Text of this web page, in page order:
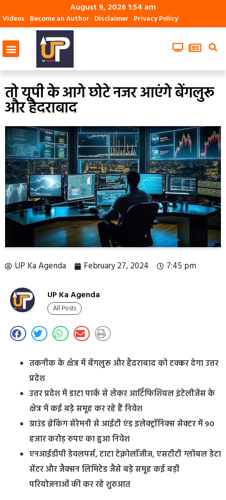
August 9, 2026 1:54 am
Videos Become an Author Disclaimer Privacy Policy
तो यूपी के आगे छोटे नजर आएंगे बेंगलुरू
और हैदराबाद
UP Ka Agenda February 27, 2024 7:45 pm
UP Ka Agenda
All Posts
तकनीक के क्षेत्र में बेंगलुरू और हैदराबाद को टक्कर देगा उत्तर
प्रदेश
उत्तर प्रदेश में डाटा पार्क से लेकर आर्टिफिशियल इंटेलीजेंस के
क्षेत्र में कई बड़े समूह कर रहे हैं निवेश
ग्राउंड ब्रेकिंग सेरेमनी से आईटी एंड इलेक्ट्रॉनिक्स सेक्टर में 90
हजार करोड़ रुपए का हुआ निवेश
एनआईडीपी डेवलपर्स, टाटा टेक्नोलॉजीज, एसटीटी ग्लोबल डेटा
सेंटर और जैक्सन लिमिटेड जैसे बड़े समूह कई बड़ी
परियोजनाओं की कर रहे शुरुआत